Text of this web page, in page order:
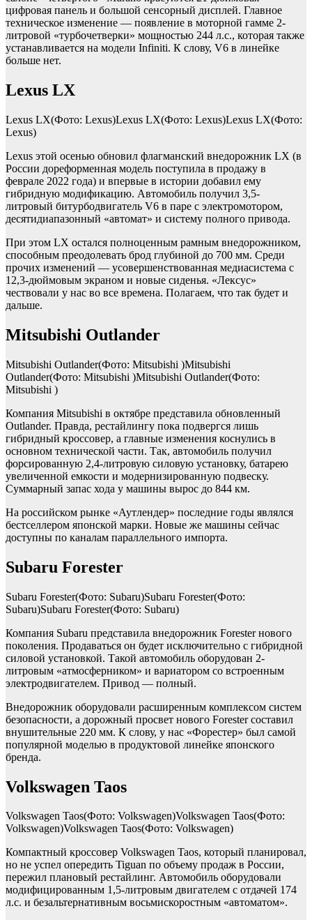
цифровая панель и большой сенсорный дисплей. Главное
техническое изменение — появление в моторной гамме 2-
литровой «турбочетверки» мощностью 244 л.с., которая также
устанавливается на модели Infiniti. К слову, V6 в линейке
больше нет.
Lexus LX
Lexus LX(Фото: Lexus)Lexus LX(Фото: Lexus)Lexus LX(Фото:
Lexus)
Lexus этой осенью обновил флагманский внедорожник LX (в
России дореформенная модель поступила в продажу в
феврале 2022 года) и впервые в истории добавил ему
гибридную модификацию. Автомобиль получил 3,5-
литровый битурбодвигатель V6 в паре с электромотором,
десятидиапазонный «автомат» и систему полного привода.
При этом LX остался полноценным рамным внедорожником,
способным преодолевать брод глубиной до 700 мм. Среди
прочих изменений — усовершенствованная медиасистема с
12,3-дюймовым экраном и новые сиденья. «Лексус»
чествовали у нас во все времена. Полагаем, что так будет и
дальше.
Mitsubishi Outlander
Mitsubishi Outlander(Фото: Mitsubishi )Mitsubishi
Outlander(Фото: Mitsubishi )Mitsubishi Outlander(Фото:
Mitsubishi )
Компания Mitsubishi в октябре представила обновленный
Outlander. Правда, рестайлингу пока подвергся лишь
гибридный кроссовер, а главные изменения коснулись в
основном технической части. Так, автомобиль получил
форсированную 2,4-литровую силовую установку, батарею
увеличенной емкости и модернизированную подвеску.
Суммарный запас хода у машины вырос до 844 км.
На российском рынке «Аутлендер» последние годы являлся
бестселлером японской марки. Новые же машины сейчас
доступны по каналам параллельного импорта.
Subaru Forester
Subaru Forester(Фото: Subaru)Subaru Forester(Фото:
Subaru)Subaru Forester(Фото: Subaru)
Компания Subaru представила внедорожник Forester нового
поколения. Продаваться он будет исключительно с гибридной
силовой установкой. Такой автомобиль оборудован 2-
литровым «атмосферником» и вариатором со встроенным
электродвигателем. Привод — полный.
Внедорожник оборудовали расширенным комплексом систем
безопасности, а дорожный просвет нового Forester составил
внушительные 220 мм. К слову, у нас «Форестер» был самой
популярной моделью в продуктовой линейке японского
бренда.
Volkswagen Taos
Volkswagen Taos(Фото: Volkswagen)Volkswagen Taos(Фото:
Volkswagen)Volkswagen Taos(Фото: Volkswagen)
Компактный кроссовер Volkswagen Taos, который планировал,
но не успел опередить Tiguan по объему продаж в России,
пережил плановый рестайлинг. Автомобиль оборудовали
модифицированным 1,5-литровым двигателем с отдачей 174
л.с. и безальтернативным восьмискоростным «автоматом».